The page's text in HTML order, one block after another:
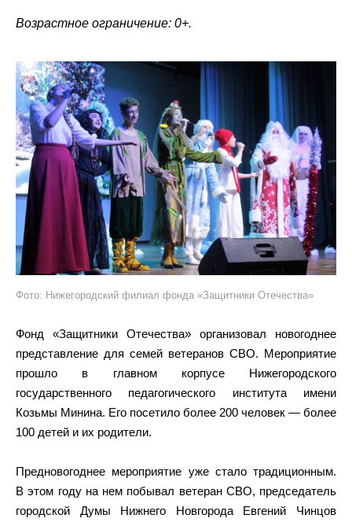
Возрастное ограничение: 0+.
Фото: Нижегородский филиал фонда «Защитники Отечества»
Фонд «Защитники Отечества» организовал новогоднее
представление для семей ветеранов СВО. Мероприятие
прошло в главном корпусе Нижегородского
государственного педагогического института имени
Козьмы Минина. Его посетило более 200 человек — более
100 детей и их родители.
Предновогоднее мероприятие уже стало традиционным.
В этом году на нем побывал ветеран СВО, председатель
городской Думы Нижнего Новгорода Евгений Чинцов